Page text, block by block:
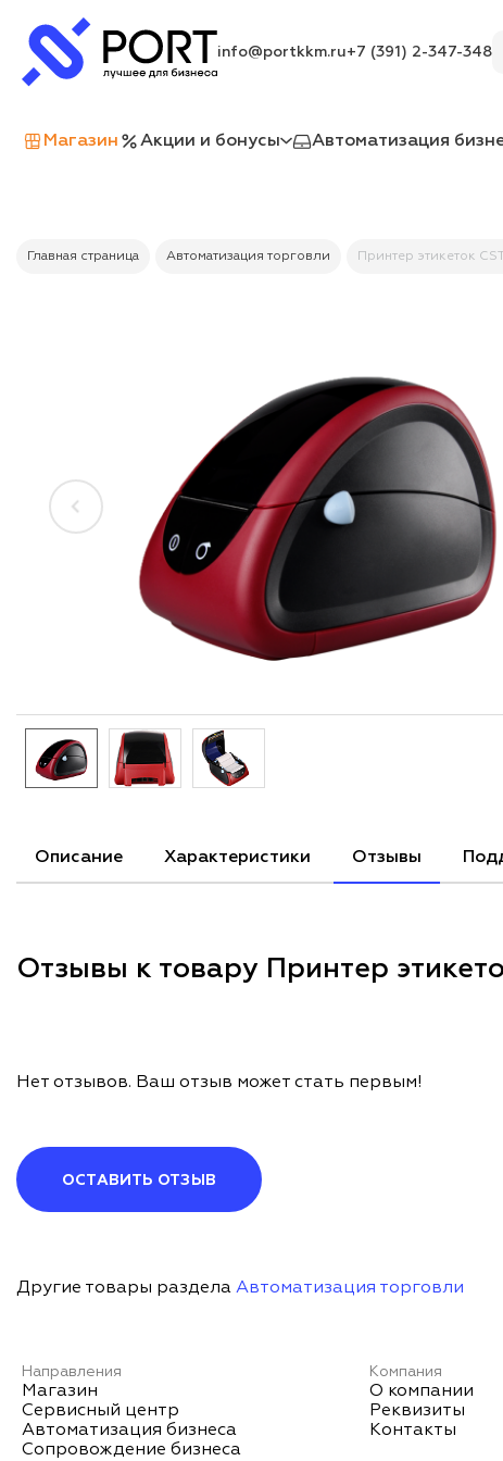
info@portkkm.ru+7 (391) 2-347-348
Магазин Акции и бонусы Автоматизация
Главная страница Автоматизация торговли Принтер этикеток
Описание Характеристики Отзывы
Отзывы к товару Принтер
Нет отзывов. Ваш отзыв может стать первым!
ОСТАВИТЬ ОТЗЫВ
Другие товары раздела Автоматизация торговли
Направления
Магазин
Сервисный центр
Автоматизация бизнеса
Сопровождение бизнеса
Компания
О компании
Реквизиты
Контакты